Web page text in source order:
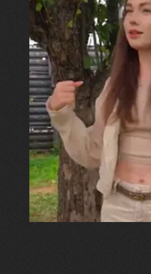
30.07.2026
Калина, Дарина та Віра
"Хвиля була, як
прозора і
встигла